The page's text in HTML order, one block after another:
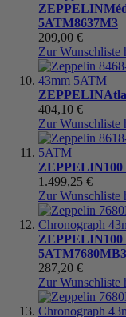
ZEPPELIN
5ATM8637M3
209,00 €
Zur Wunschliste
ZEPPELIN
404,10 €
Zur Wunschliste
ZEPPELIN
1.499,25 €
Zur Wunschliste
ZEPPELIN
5ATM7680MB3
287,20 €
Zur Wunschliste